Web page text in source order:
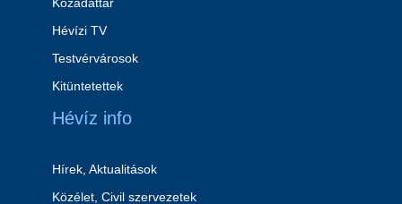
Hévízi TV
Testvérvárosok
Kitüntetettek
Hévíz info
Hírek, Aktualitások
Közélet, Civil szervezetek